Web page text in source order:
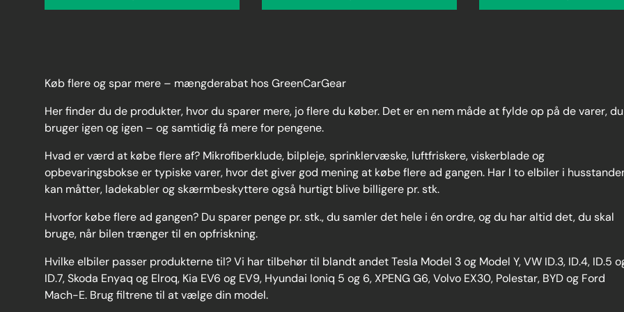
Køb flere og spar mere – mængderabat hos GreenCarGear
Her finder du de produkter, hvor du sparer mere, jo flere du køber. Det er en nem måde at fylde op på de varer, du
bruger igen og igen – og samtidig få mere for pengene.
Hvad er værd at købe flere af? Mikrofiberklude, bilpleje, sprinklervæske, luftfriskere, viskerblade og
opbevaringsbokse er typiske varer, hvor det giver god mening at købe flere ad gangen. Har I to elbiler i
kan måtter, ladekabler og skærmbeskyttere også hurtigt blive billigere pr. stk.
Hvorfor købe flere ad gangen? Du sparer penge pr. stk., du samler det hele i én ordre, og du har altid det, du skal
bruge, når bilen trænger til en opfriskning.
Hvilke elbiler passer produkterne til? Vi har tilbehør til blandt andet Tesla Model 3 og Model Y, VW ID.3, ID.4, ID.5
ID.7, Skoda Enyaq og Elroq, Kia EV6 og EV9, Hyundai Ioniq 5 og 6, XPENG G6, Volvo EX30, Polestar, BYD og Ford
Mach-E. Brug filtrene til at vælge din model.